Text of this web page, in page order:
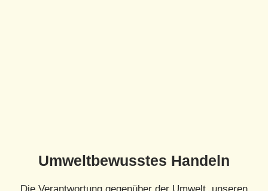
Umweltbewusstes Handeln